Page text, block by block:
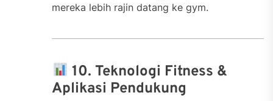
mereka lebih rajin datang ke gym.
10. Teknologi Fitness &
Aplikasi Pendukung